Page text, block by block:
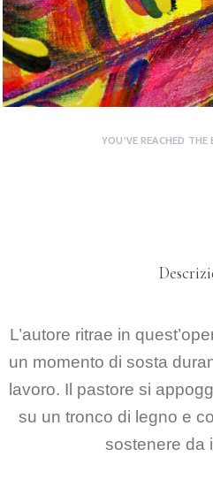
YOU’VE REACHED
L’autore ritrae in
un momento di sosta
lavoro. Il pastore si
su un tronco di legno e
sostenere da